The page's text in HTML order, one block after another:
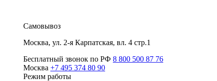
Самовывоз
Москва, ул. 2-я Карпатская, вл. 4 стр.1
Бесплатный звонок по РФ 8 800 500 87 76
Москва +7 495 374 80 90
Режим работы